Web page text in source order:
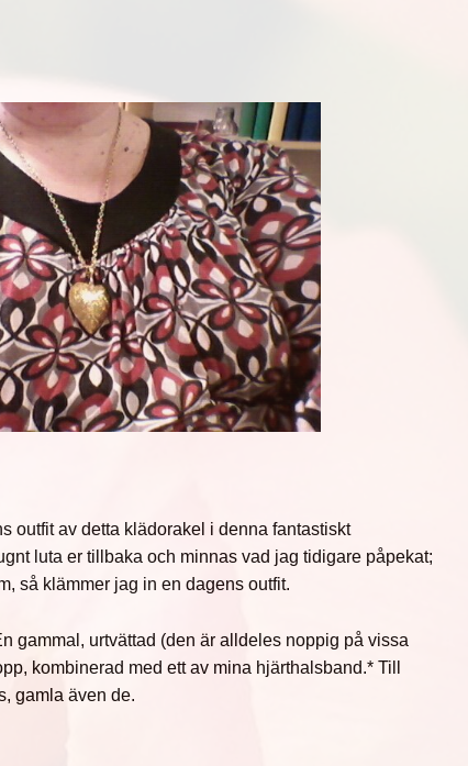
outfit av detta klädorakel i denna fantastiskt
luta er tillbaka och minnas vad jag tidigare påpekat;
så klämmer jag in en dagens outfit.
gammal, urtvättad (den är alldeles noppig på vissa
kombinerad med ett av mina hjärthalsband.* Till
gamla även de.